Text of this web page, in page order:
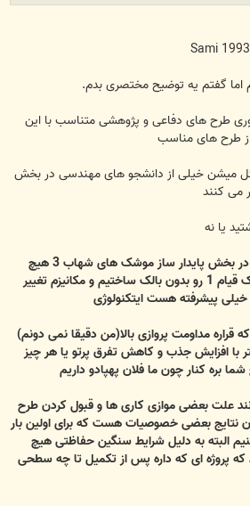
اما گفتم یه توضیح مختصری بدم.
طرح های دفاعی و پژوهشی متناسب با این
از طرح های مناسب
میشن خیلی از دانشجو های مهندسی در بخش
می کنند
یا نه
اما قبول کردن طرح شما مثلا در بخش پایدار ساز موشک های شهاب 3 هیچ
ربطی به این نداره که ما موشک قیام 1 رو بدون بالک ساختیم و مکانیزم تغییر
پیشرفته هست ایتکنولوژی
قراره مداومت پروازی بالا(من دقیقا نمی دونم)
با افزایش جذب و کاهش تفرق پرتو یا هر چیز
بره کنار چون ما فلان پهپادو داریم
علت بعضی موازی کاری ها و قبول کردن طرح
نتایج بعضی خصوصیات هست که برای اولین بار
البته به دلیل شرایط سنگین حفاظتی هیچ
پروژه ای که داره پس از تکمیل تا چه سطحی